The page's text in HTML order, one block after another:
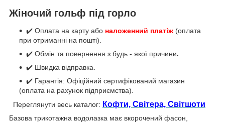
Жіночий гольф під горло
✔️ Оплата на карту або наложенний платіж (оплата
при отриманні на пошті).
✔️ Обмін та повернення з будь - якої причини.
✔️ Швидка відправка.
✔️ Гарантія: Офіційний сертифікований магазин
(оплата на рахунок підприємства).
Переглянути весь каталог: Кофти, Світера, Світшоти
Базова трикотажна водолазка має вкорочений фасон,